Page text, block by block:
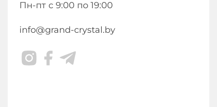
Пн-пт с 9:00 по 19:00
info@grand-crystal.by